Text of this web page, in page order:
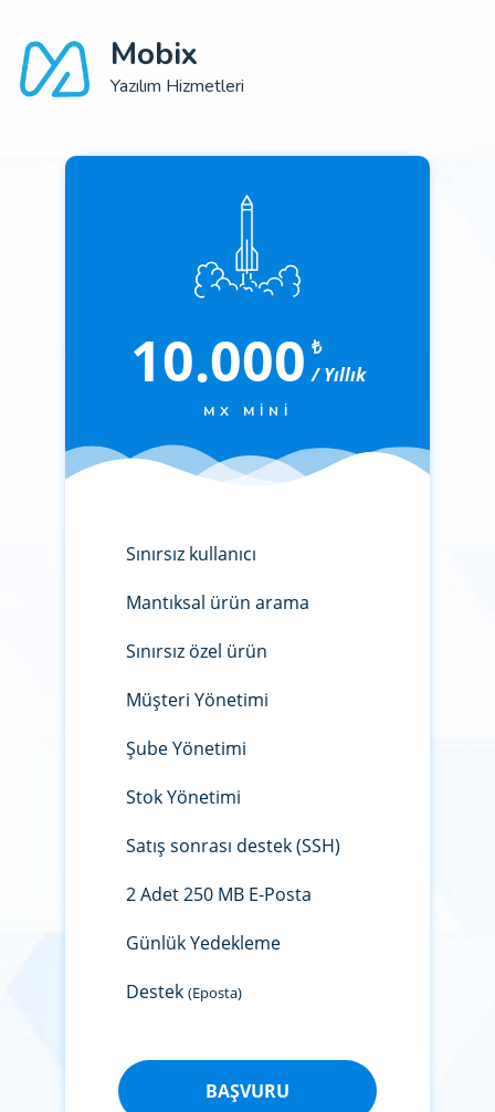
Mobix
Yazılım Hizmetleri
10.000 ₺
/ Yıllık
MX MINI
Sınırsız kullanıcı
Mantıksal ürün arama
Sınırsız özel ürün
Müşteri Yönetimi
Şube Yönetimi
Stok Yönetimi
Satış sonrası destek (SSH)
2 Adet 250 MB E-Posta
Günlük Yedekleme
Destek (Eposta)
BAŞVURU